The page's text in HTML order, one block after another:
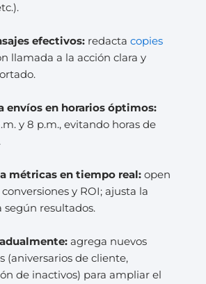
efectivos:redacta copies
llamada a la acción clara y
envíos en horarios óptimos:
y 8 p.m., evitando horas de
métricas en tiempo real:open
conversiones y ROI; ajusta la
según resultados.
agrega nuevos
(aniversarios de cliente,
de inactivos) para ampliar el